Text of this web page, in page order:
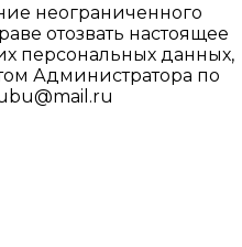
неограниченного
отозвать настоящее
персональных данных,
Администратора по